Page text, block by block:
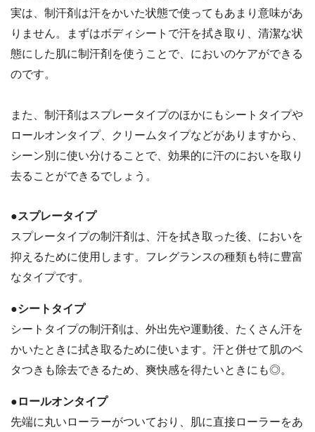
実は、制汗剤は汗をかいた状態で使ってもあまり意味があ
りません。まずはボディシートで汗を拭き取り、清潔な状
態にした肌に制汗剤を使うことで、においのケアができる
のです。
また、制汗剤はスプレータイプのほかにもシートタイプや
ロールオンタイプ、クリームタイプなどがありますから、
シーン別に使い分けることで、効果的に汗のにおいを取り
去ることができるでしょう。
●スプレータイプ
スプレータイプの制汗剤は、汗を拭き取った後、においを
抑えるために使用します。フレグランスの種類も特に豊富
なタイプです。
●シートタイプ
シートタイプの制汗剤は、外出先や運動後、たくさん汗を
かいたときに拭き取るために使います。汗と併せて肌のベ
タつきも除去できるため、爽快感を得たいときにも◎。
●ロールオンタイプ
先端に丸いローラーがついており、肌に直接ローラーをあ